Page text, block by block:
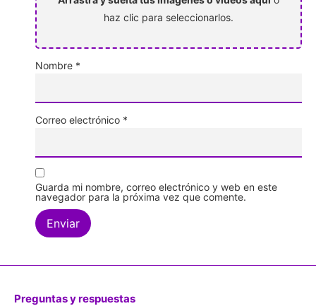
haz clic para seleccionarlos.
Nombre *
Correo electrónico *
Guarda mi nombre, correo electrónico y web en este
navegador para la próxima vez que comente.
Preguntas y respuestas